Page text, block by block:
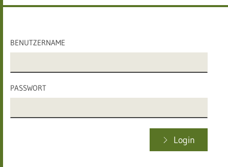
BENUTZERNAME
PASSWORT
Login